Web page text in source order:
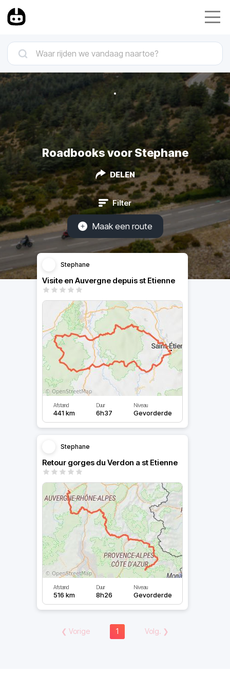
Roadbooks voor Stephane
DELEN
Filter
Maak een route
Stephane
Visite en Auvergne depuis st Etienne
Afstand
441 km
Duur
6h37
Niveau
Gevorderde
Stephane
Retour gorges du Verdon a st Etienne
Afstand
516 km
Duur
8h26
Niveau
Gevorderde
❮ Vorige 1 Volg. ❯